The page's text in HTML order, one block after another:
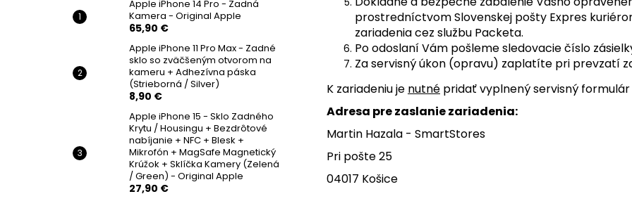
Apple iPhone 14 Pro - Zadná
Kamera - Original Apple
65,90 €
Apple iPhone 11 Pro Max - Zadné
sklo so zväčšeným otvorom na
kameru + Adhezívna páska
(Strieborná / Silver)
8,90 €
Apple iPhone 15 - Sklo Zadného
Krytu / Housingu + Bezdrôtové
nabíjanie + NFC + Blesk +
Mikrofón + MagSafe Magnetický
Krúžok + Sklíčka Kamery (Zelená
/ Green) - Original Apple
27,90 €
prostredníctvom Slovenskej pošty Expres
zariadenia cez službu Packeta.
Po odoslaní Vám pošleme sledovacie číslo
Za servisný úkon (opravu) zaplatíte pri prevzatí
K zariadeniu je nutné pridať vyplnený servisný
Adresa pre zaslanie zariadenia:
Martin Hazala - SmartStores
Pri pošte 25
04017 Košice